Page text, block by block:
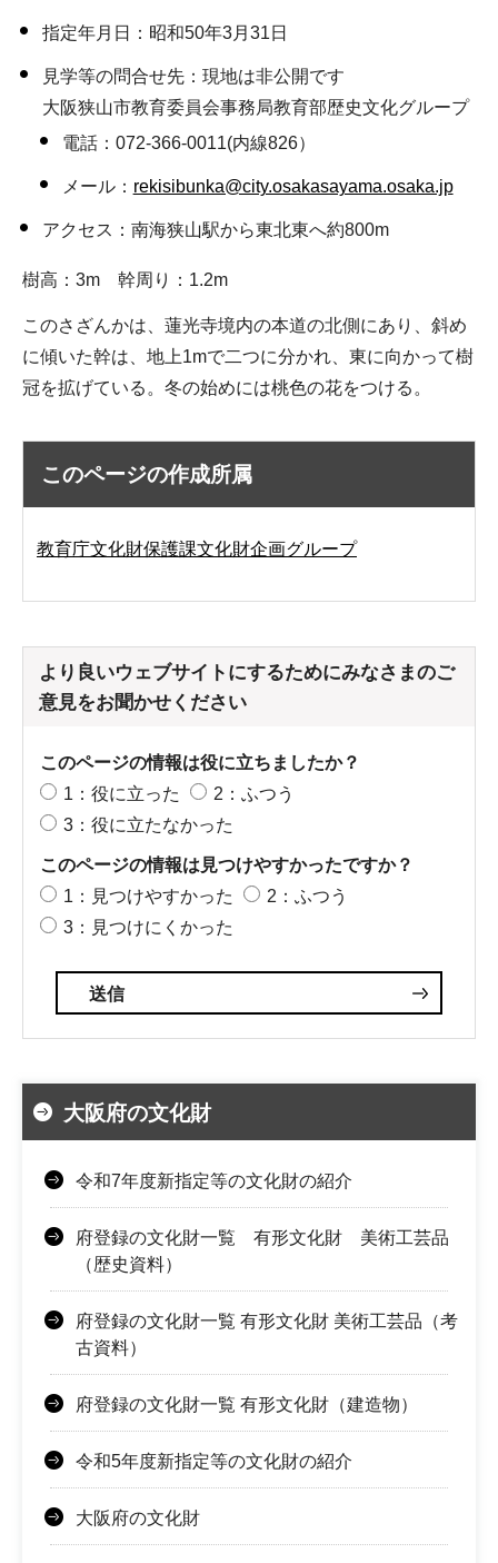
指定年月日：昭和50年3月31日
見学等の問合せ先：現地は非公開です
大阪狭山市教育委員会事務局教育部歴史文化グループ
電話：072-366-0011(内線826）
メール： rekisibunka@city.osakasayama.osaka.jp
アクセス：南海狭山駅から東北東へ約800m
樹高：3m 幹周り：1.2m
このさざんかは、蓮光寺境内の本道の北側にあり、斜め
に傾いた幹は、地上1mで二つに分かれ、東に向かって樹
冠を拡げている。冬の始めには桃色の花をつける。
このページの作成所属
教育庁文化財保護課文化財企画グループ
より良いウェブサイトにするためにみなさまのご
意見をお聞かせください
このページの情報は役に立ちましたか？
1：役に立った
2：ふつう
3：役に立たなかった
このページの情報は見つけやすかったですか？
1：見つけやすかった
2：ふつう
3：見つけにくかった
大阪府の文化財
令和7年度新指定等の文化財の紹介
府登録の文化財一覧 有形文化財 美術工芸品
（歴史資料）
府登録の文化財一覧 有形文化財 美術工芸品（考
古資料）
府登録の文化財一覧 有形文化財（建造物）
令和5年度新指定等の文化財の紹介
大阪府の文化財